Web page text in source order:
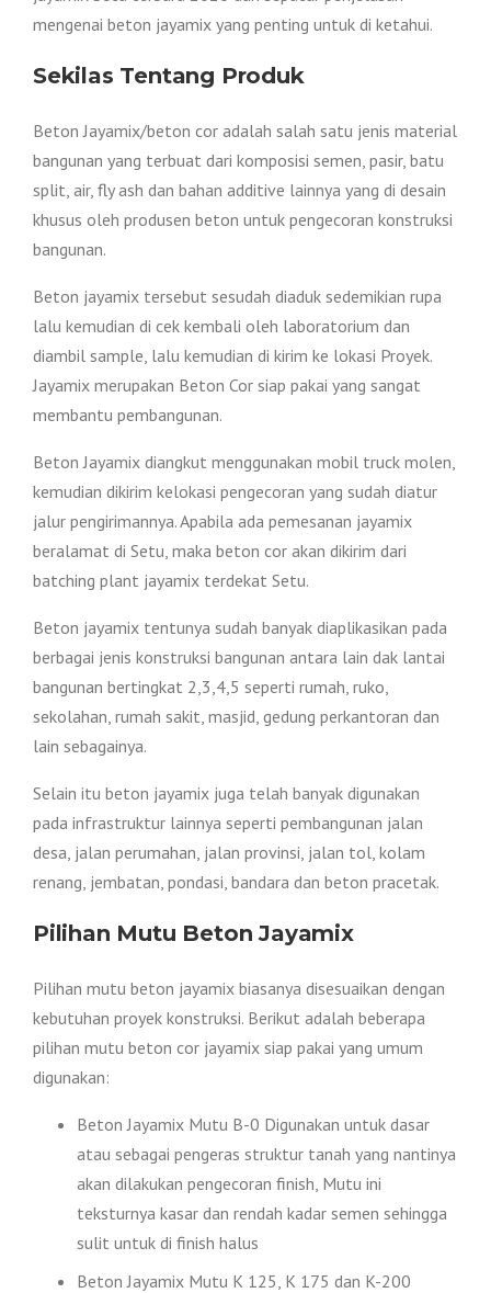
mengenai beton jayamix yang penting untuk di ketahui.
Sekilas Tentang Produk
Beton Jayamix/beton cor adalah salah satu jenis material
bangunan yang terbuat dari komposisi semen, pasir, batu
split, air, fly ash dan bahan additive lainnya yang di desain
khusus oleh produsen beton untuk pengecoran konstruksi
bangunan.
Beton jayamix tersebut sesudah diaduk sedemikian rupa
lalu kemudian di cek kembali oleh laboratorium dan
diambil sample, lalu kemudian di kirim ke lokasi Proyek.
Jayamix merupakan Beton Cor siap pakai yang sangat
membantu pembangunan.
Beton Jayamix diangkut menggunakan mobil truck molen,
kemudian dikirim kelokasi pengecoran yang sudah diatur
jalur pengirimannya. Apabila ada pemesanan jayamix
beralamat di Setu, maka beton cor akan dikirim dari
batching plant jayamix terdekat Setu.
Beton jayamix tentunya sudah banyak diaplikasikan pada
berbagai jenis konstruksi bangunan antara lain dak lantai
bangunan bertingkat 2,3,4,5 seperti rumah, ruko,
sekolahan, rumah sakit, masjid, gedung perkantoran dan
lain sebagainya.
Selain itu beton jayamix juga telah banyak digunakan
pada infrastruktur lainnya seperti pembangunan jalan
desa, jalan perumahan, jalan provinsi, jalan tol, kolam
renang, jembatan, pondasi, bandara dan beton pracetak.
Pilihan Mutu Beton Jayamix
Pilihan mutu beton jayamix biasanya disesuaikan dengan
kebutuhan proyek konstruksi. Berikut adalah beberapa
pilihan mutu beton cor jayamix siap pakai yang umum
digunakan:
Beton Jayamix Mutu B-0 Digunakan untuk dasar
atau sebagai pengeras struktur tanah yang nantinya
akan dilakukan pengecoran finish, Mutu ini
teksturnya kasar dan rendah kadar semen sehingga
sulit untuk di finish halus
Beton Jayamix Mutu K 125, K 175 dan K-200